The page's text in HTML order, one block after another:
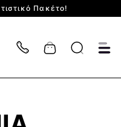
Πακέτο!
Cart